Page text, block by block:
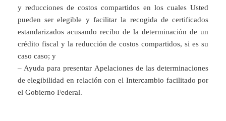
y reducciones de costos compartidos en los cuales Usted
pueden ser elegible y facilitar la recogida de certificados
estandarizados acusando recibo de la determinación de un
crédito fiscal y la reducción de costos compartidos, si es su
caso caso; y
– Ayuda para presentar Apelaciones de las determinaciones
de elegibilidad en relación con el Intercambio facilitado por
el Gobierno Federal.